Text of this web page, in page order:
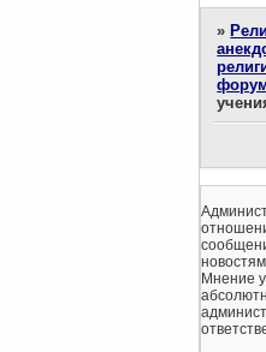
»
новостям.
Мнение